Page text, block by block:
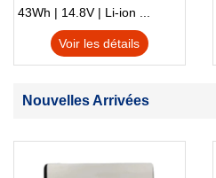
S230u Twist
43Wh | 14.8V | Li-ion ...
Voir les détails
Nouvelles Arrivées